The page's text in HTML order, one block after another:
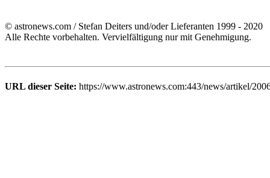
© astronews.com / Stefan Deiters und/oder Lieferanten 1999 - 2020
Alle Rechte vorbehalten. Vervielfältigung nur mit Genehmigung.
URL dieser Seite: https://www.astronews.com:443/news/artikel/